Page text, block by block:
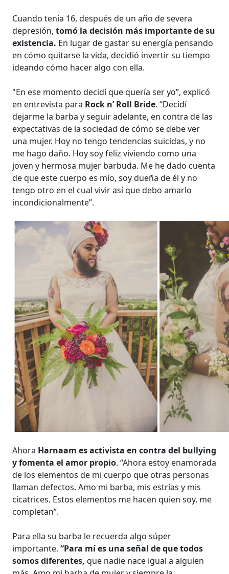
Cuando tenía 16, después de un año de severa
depresión,tomó la decisión más importante de su
existencia. En lugar de gastar su energía pensando
en cómo quitarse la vida, decidió invertir su tiempo
ideando cómo hacer algo con ella.
"En ese momento decidí que quería ser yo”, explicó
en entrevista para Rock n’ Roll Bride. “Decidí
dejarme la barba y seguir adelante, en contra de las
expectativas de la sociedad de cómo se debe ver
una mujer. Hoy no tengo tendencias suicidas, y no
me hago daño. Hoy soy feliz viviendo como una
joven y hermosa mujer barbuda. Me he dado cuenta
de que este cuerpo es mío, soy dueña de él y no
tengo otro en el cual vivir así que debo amarlo
incondicionalmente”.
Ahora Harnaam es activista en contra del bullying
y fomenta el amor propio. “Ahora estoy enamorada
de los elementos de mi cuerpo que otras personas
llaman defectos. Amo mi barba, mis estrías y mis
cicatrices. Estos elementos me hacen quien soy, me
completan”.
Para ella su barba le recuerda algo súper
importante.“Para mí es una señal de que todos
somos diferentes, que nadie nace igual a alguien